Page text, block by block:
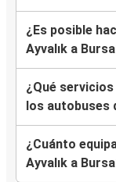
¿Es posible
Ayvalık a
¿Qué
los autobuses
¿Cuánto
Ayvalık a